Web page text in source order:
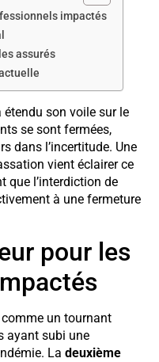
impactés
assurés
étendu son voile sur le
se sont fermées,
dans l’incertitude. Une
vient éclairer ce
que l’interdiction de
à une fermeture
pour les
un tournant
ayant subi une
La deuxième